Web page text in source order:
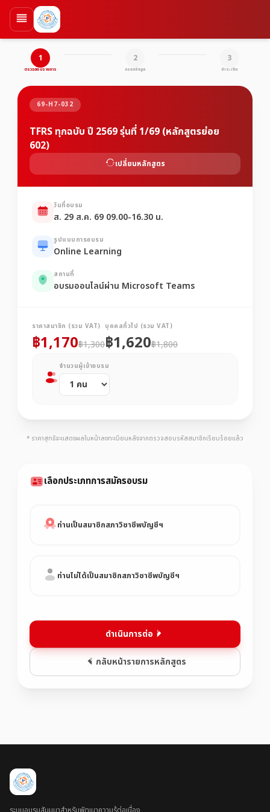
1
ตรวจสอบรายการ
2
กรอกข้อมูล
3
ชำระเงิน
69-H7-032
TFRS ทุกฉบับ ปี 2569 รุ่นที่ 1/69 (หลักสูตรย่อย
602)
เปลี่ยนหลักสูตร
วันที่อบรม
ส. 29 ส.ค. 69 09.00-16.30 น.
รูปแบบการอบรม
Online Learning
สถานที่
อบรมออนไลน์ผ่าน Microsoft Teams
ราคาสมาชิก (รวม VAT)
฿1,170฿1,300
บุคคลทั่วไป (รวม VAT)
฿1,620฿1,800
จำนวนผู้เข้าอบรม
* ราคาสุทธิจะแสดงผลในหน้าลงทะเบียนหลังจากตรวจสอบรหัสสมาชิกเรียบร้อยแล้ว
เลือกประเภทการสมัครอบรม
ท่านเป็นสมาชิกสภาวิชาชีพบัญชีฯ
ท่านไม่ได้เป็นสมาชิกสภาวิชาชีพบัญชีฯ
กลับหน้ารายการหลักสูตร
ดำเนินการต่อ